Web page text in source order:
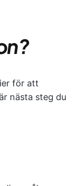
för att
nästa steg du